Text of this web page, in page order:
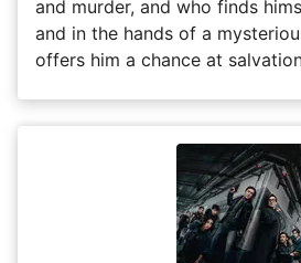
and murder, and who finds
and in the hands of a
offers him a chance at